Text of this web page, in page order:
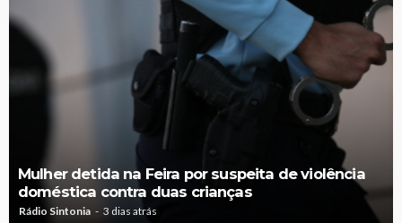
Mulher detida na Feira por suspeita de violência
doméstica contra duas crianças
Rádio Sintonia 3 dias atrás